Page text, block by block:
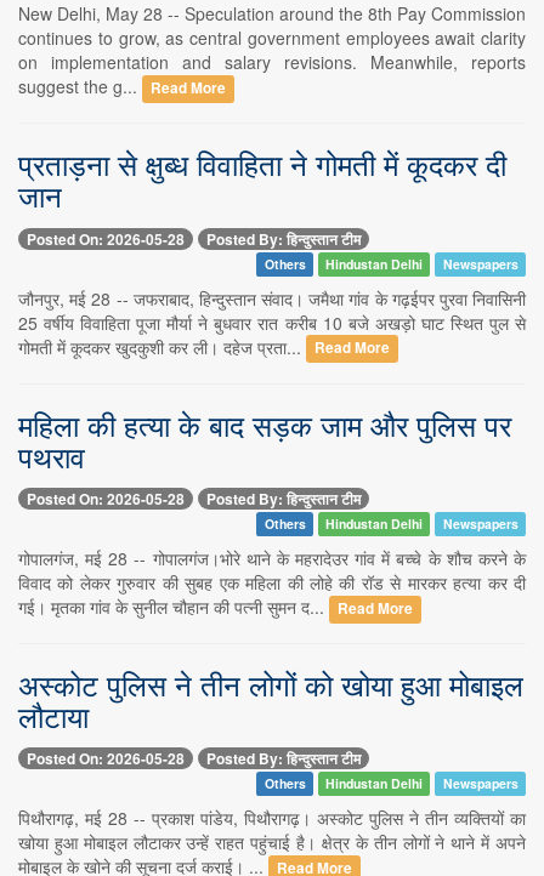
New Delhi, May 28 -- Speculation around the 8th Pay Commission
continues to grow, as central government employees await clarity
on implementation and salary revisions. Meanwhile, reports
suggest the g...
Read More
प्रताड़ना से क्षुब्ध विवाहिता ने गोमती में कूदकर दी
जान
Posted On: 2026-05-28 Posted By: हिन्दुस्तान टीम
Others Hindustan Delhi Newspapers
जौनपुर, मई 28 -- जफराबाद, हिन्दुस्तान संवाद। जमैथा गांव के गढ़ईपर पुरवा निवासिनी
25 वर्षीय विवाहिता पूजा मौर्या ने बुधवार रात करीब 10 बजे अखड़ो घाट स्थित पुल से
गोमती में कूदकर खुदकुशी कर ली। दहेज प्रता...
Read More
महिला की हत्या के बाद सड़क जाम और पुलिस पर
पथराव
Posted On: 2026-05-28 Posted By: हिन्दुस्तान टीम
Others Hindustan Delhi Newspapers
गोपालगंज, मई 28 -- गोपालगंज।भोरे थाने के महरादेउर गांव में बच्चे के शौच करने के
विवाद को लेकर गुरुवार की सुबह एक महिला की लोहे की रॉड से मारकर हत्या कर दी
गई। मृतका गांव के सुनील चौहान की पत्नी सुमन द...
Read More
अस्कोट पुलिस ने तीन लोगों को खोया हुआ मोबाइल
लौटाया
Posted On: 2026-05-28 Posted By: हिन्दुस्तान टीम
Others Hindustan Delhi Newspapers
पिथौरागढ़, मई 28 -- प्रकाश पांडेय, पिथौरागढ़। अस्कोट पुलिस ने तीन व्यक्तियों का
खोया हुआ मोबाइल लौटाकर उन्हें राहत पहुंचाई है। क्षेत्र के तीन लोगों ने थाने में अपने
मोबाइल के खोने की सूचना दर्ज कराई। ...
Read More